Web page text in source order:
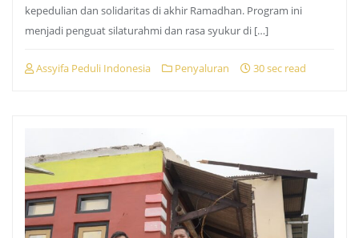
kepedulian dan solidaritas di akhir Ramadhan. Program ini
menjadi penguat silaturahmi dan rasa syukur di […]
Assyifa Peduli Indonesia Penyaluran 30 sec read